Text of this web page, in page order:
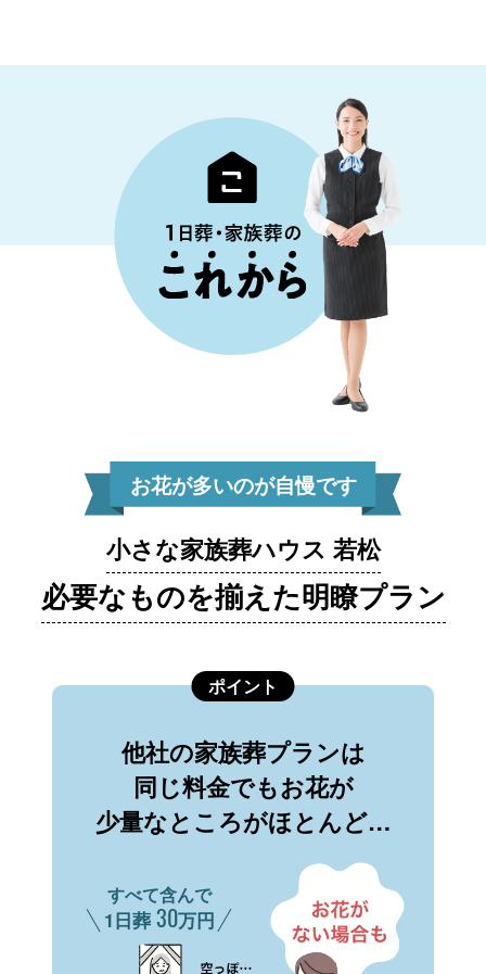
お花が多いのが自慢です
小さな家族葬ハウス 若松
必要なものを揃えた明瞭プラン
ポイント
他社の家族葬プランは
同じ料金でもお花が
少量なところがほとんど…
すべて含んで
1日葬 30万円